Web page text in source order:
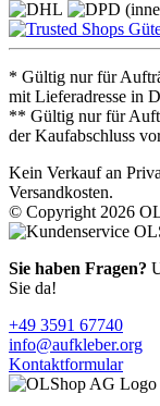
* Gültig nur für
mit Lieferadresse in
** Gültig nur für
der Kaufabschluss
Kein Verkauf an
Versandkosten.
© Copyright 2026
Sie haben Fragen?
Sie da!
+49 3591 67740
info@aufkleber.org
Kontaktformular